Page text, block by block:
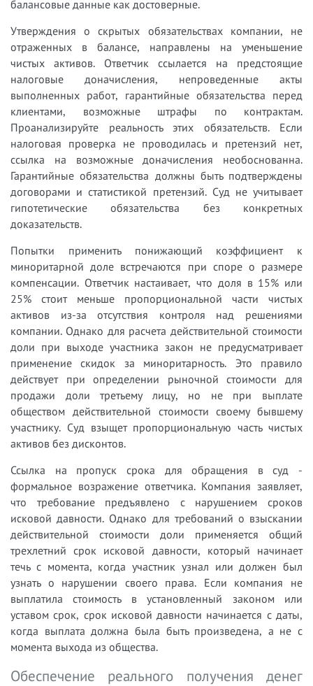
балансовые данные как достоверные.
Утверждения о скрытых обязательствах компании, не
отраженных в балансе, направлены на уменьшение
чистых активов. Ответчик ссылается на предстоящие
налоговые доначисления, непроведенные акты
выполненных работ, гарантийные обязательства перед
клиентами, возможные штрафы по контрактам.
Проанализируйте реальность этих обязательств. Если
налоговая проверка не проводилась и претензий нет,
ссылка на возможные доначисления необоснованна.
Гарантийные обязательства должны быть подтверждены
договорами и статистикой претензий. Суд не учитывает
гипотетические обязательства без конкретных
доказательств.
Попытки применить понижающий коэффициент к
миноритарной доле встречаются при споре о размере
компенсации. Ответчик настаивает, что доля в 15% или
25% стоит меньше пропорциональной части чистых
активов из-за отсутствия контроля над решениями
компании. Однако для расчета действительной стоимости
доли при выходе участника закон не предусматривает
применение скидок за миноритарность. Это правило
действует при определении рыночной стоимости для
продажи доли третьему лицу, но не при выплате
обществом действительной стоимости своему бывшему
участнику. Суд взыщет пропорциональную часть чистых
активов без дисконтов.
Ссылка на пропуск срока для обращения в суд -
формальное возражение ответчика. Компания заявляет,
что требование предъявлено с нарушением сроков
исковой давности. Однако для требований о взыскании
действительной стоимости доли применяется общий
трехлетний срок исковой давности, который начинает
течь с момента, когда участник узнал или должен был
узнать о нарушении своего права. Если компания не
выплатила стоимость в установленный законом или
уставом срок, срок исковой давности начинается с даты,
когда выплата должна была быть произведена, а не с
момента выхода из общества.
Обеспечение реального получения денег